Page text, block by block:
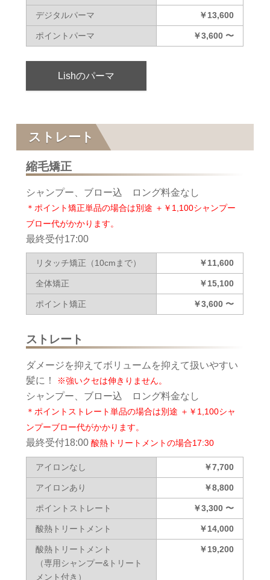
デジタルパーマ ￥13,600
ポイントパーマ ￥3,600 〜
Lishのパーマ
ストレート
縮毛矯正
シャンプー、ブロー込 ロング料金なし
＊ポイント矯正単品の場合は別途 ＋￥1,100シャンプー
ブロー代がかかります。
最終受付17:00
リタッチ矯正（10cmまで） ￥11,600
全体矯正 ￥15,100
ポイント矯正 ￥3,600 〜
ストレート
ダメージを抑えてボリュームを抑えて扱いやすい
髪に！
※強いクセは伸きりません。
シャンプー、ブロー込 ロング料金なし
＊ポイントストレート単品の場合は別途 ＋￥1,100シャ
ンプーブロー代がかかります。
最終受付18:00酸熱トリートメントの場合17:30
アイロンなし ￥7,700
アイロンあり ￥8,800
ポイントストレート ￥3,300 〜
酸熱トリートメント ￥14,000
酸熱トリートメント
（専用シャンプー&トリート
メント付き）
￥19,200